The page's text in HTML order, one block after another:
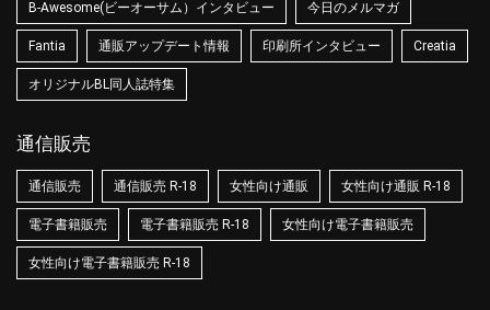
B-Awesome(ビーオーサム）インタビュー 今日のメルマガ
Fantia 通販アップデート情報 印刷所インタビュー Creatia
オリジナルBL同人誌特集
通信販売
通信販売 通信販売 R-18 女性向け通販 女性向け通販 R-18
電子書籍販売 電子書籍販売 R-18 女性向け電子書籍販売
女性向け電子書籍販売 R-18